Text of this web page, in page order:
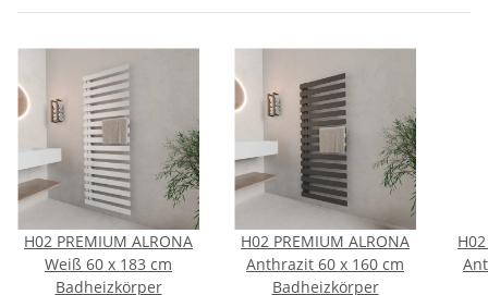
H02 PREMIUM ALRONA
Weiß 60 x 183 cm
Badheizkörper
H02 PREMIUM ALRONA
Anthrazit 60 x 160 cm
Badheizkörper